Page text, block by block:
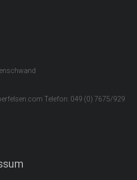
Telefon: 049 (0) 7675/929